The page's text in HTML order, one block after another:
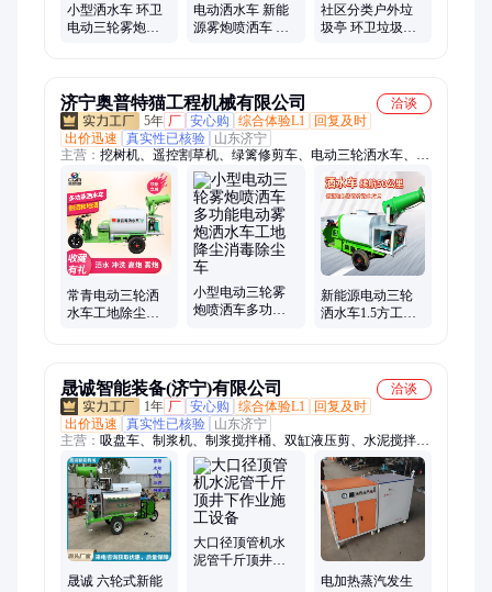
小型洒水车 环卫
电动三轮雾炮喷
电动洒水车 新能
源雾炮喷洒车 小
社区分类户外垃
圾亭 环卫垃圾分
济宁奥普特猫工程机械有限公司
洽谈
5年 厂 安心购 综合体验L1
回复及时
出价迅速
真实性已核验
山东济宁
主营： 挖树机、遥控割草机、绿篱修剪车、电动三轮洒水车、园
林机械、工程机械、建筑机械、矿山机械、农业机械
常青电动三轮洒
水车工地除尘园
小型电动三轮雾
炮喷洒车多功能
新能源电动三轮
洒水车1.5方工地
晟诚智能装备(济宁)有限公司
洽谈
1年 厂 安心购 综合体验L1
回复及时
出价迅速
真实性已核验
山东济宁
主营： 吸盘车、制浆机、制浆搅拌桶、双缸液压剪、水泥搅拌
桶、矿灯充电柜、大开口大力剪、玻璃安装机械手
晟诚 六轮式新能
大口径顶管机水
泥管千斤顶井下
电加热蒸汽发生